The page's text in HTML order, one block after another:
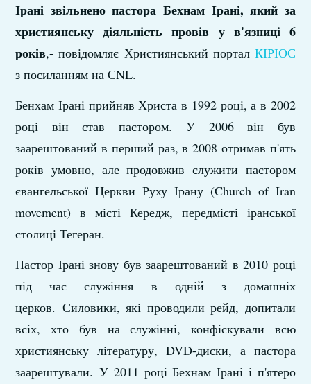
Ірані звільнено пастора Бехнам Ірані, який за
християнську діяльність провів у в'язниці 6
років,- повідомляє Християнський портал КІРІОС
з посиланням на СNL.
Бенхам Ірані прийняв Христа в 1992 році, а в 2002
році він став пастором. У 2006 він був
заарештований в перший раз, в 2008 отримав п'ять
років умовно, але продовжив служити пастором
євангельської Церкви Руху Ірану (Church of Iran
movement) в місті Кередж, передмісті іранської
столиці Тегеран.
Пастор Ірані знову був заарештований в 2010 році
під час служіння в одній з домашніх
церков. Силовики, які проводили рейд, допитали
всіх, хто був на служінні, конфіскували всю
християнську літературу, DVD-диски, а пастора
заарештували. У 2011 році Бехнам Ірані і п'ятеро